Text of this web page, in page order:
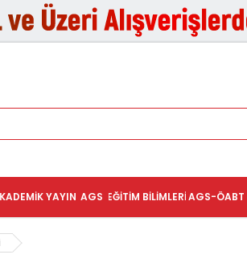
AGS-ÖABT
EĞITIM BILIMLERI
AGS
YAYIN